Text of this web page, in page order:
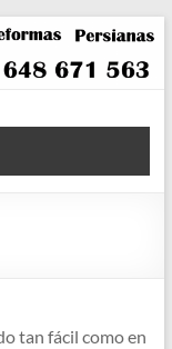
tan fácil como en